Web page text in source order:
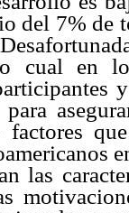
del 7% de
cual en
factores
las